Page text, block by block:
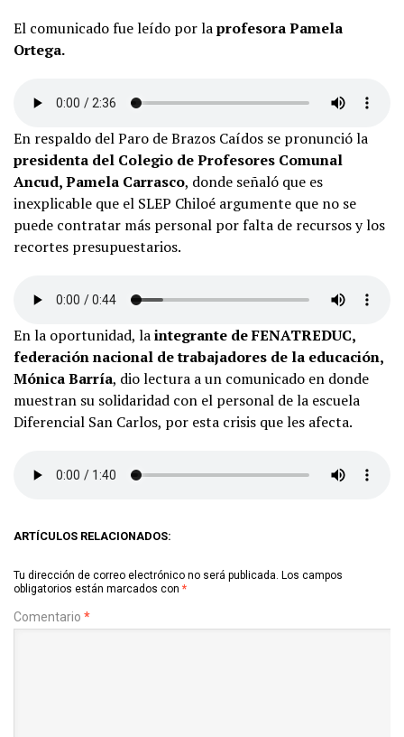
El comunicado fue leído por laprofesora Pamela
Ortega.
En respaldo del Paro de Brazos Caídos se pronunció la
presidenta del Colegio de Profesores Comunal
Ancud, Pamela Carrasco, donde señaló que es
inexplicable que el SLEP Chiloé argumente que no se
puede contratar más personal por falta de recursos y los
recortes presupuestarios.
En la oportunidad, laintegrante de FENATREDUC,
federación nacional de trabajadores de la educación,
Mónica Barría, dio lectura a un comunicado en donde
muestran su solidaridad con el personal de la escuela
Diferencial San Carlos, por esta crisis que les afecta.
ARTÍCULOS RELACIONADOS:
Tu dirección de correo electrónico no será publicada. Los campos
obligatorios están marcados con *
Comentario *